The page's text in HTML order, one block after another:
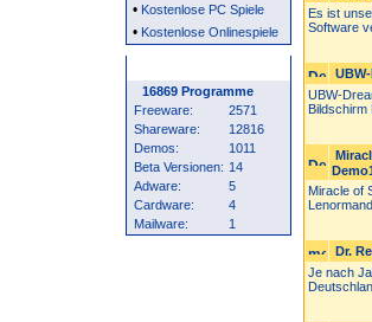
• Kostenlose PC Spiele
• Kostenlose Onlinespiele
16869 Programme
Freeware:
2571
Shareware:
12816
Demos:
1011
Beta Versionen: 14
Adware:
5
Cardware:
4
Mailware:
1
Es ist
Software
UBW-
Bildschirm
Miracle of
Dr.
Je nach